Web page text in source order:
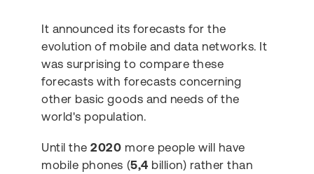
It announced its forecasts for the
evolution of mobile and data networks. It
was surprising to compare these
forecasts with forecasts concerning
other basic goods and needs of the
world's population.
Until the2020 more people will have
mobile phones (5,4 billion) rather than